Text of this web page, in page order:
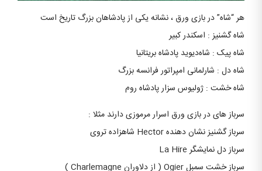
هر “شاه” در بازی ورق ، نشانه یکی از پادشاهان بزرگ تاریخ است
شاه گشنیز : اسکندر کبیر
شاه پیک : شاه‌دیوید پادشاه بریتانیا
شاه دل : شارلمانی امپراتور فرانسه بزرگ
شاه خشت : ژولیوس سزار پادشاه روم
سرباز های در بازی ورق اسرار مرموزی دارند مثلا :
سرباز گشنیز نشان دهنده Hector شاهزاده تروی
سرباز دل نمایشگر La Hire
سرباز خشت سمبل Ogier ( از دلاوران Charlemagne )